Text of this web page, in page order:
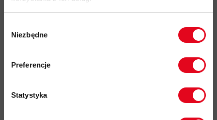
zgody
Niezbędne
Preferencje
Statystyka